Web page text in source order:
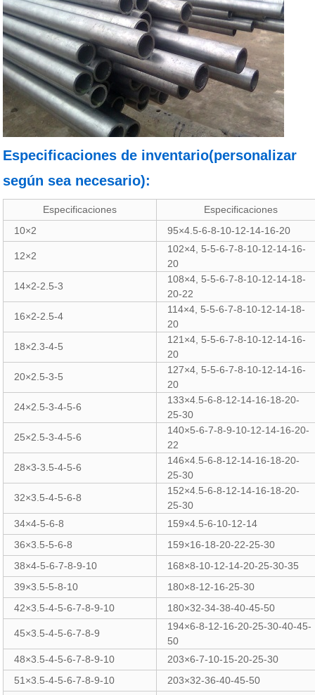
Especificaciones de inventario(personalizar
según sea necesario):
Especificaciones
Especificaciones
10×2
95×4.5-6-8-10-12-14-16-20
12×2
102×4, 5-5-6-7-8-10-12-14-16-
20
14×2-2.5-3
108×4, 5-5-6-7-8-10-12-14-18-
20-22
16×2-2.5-4
114×4, 5-5-6-7-8-10-12-14-18-
20
18×2.3-4-5
121×4, 5-5-6-7-8-10-12-14-16-
20
20×2.5-3-5
127×4, 5-5-6-7-8-10-12-14-16-
20
24×2.5-3-4-5-6
133×4.5-6-8-12-14-16-18-20-
25-30
25×2.5-3-4-5-6
140×5-6-7-8-9-10-12-14-16-20-
22
28×3-3.5-4-5-6
146×4.5-6-8-12-14-16-18-20-
25-30
32×3.5-4-5-6-8
152×4.5-6-8-12-14-16-18-20-
25-30
34×4-5-6-8
159×4.5-6-10-12-14
36×3.5-5-6-8
159×16-18-20-22-25-30
38×4-5-6-7-8-9-10
168×8-10-12-14-20-25-30-35
39×3.5-5-8-10
180×8-12-16-25-30
42×3.5-4-5-6-7-8-9-10
180×32-34-38-40-45-50
45×3.5-4-5-6-7-8-9
194×6-8-12-16-20-25-30-40-45-
50
48×3.5-4-5-6-7-8-9-10
203×6-7-10-15-20-25-30
51×3.5-4-5-6-7-8-9-10
203×32-36-40-45-50